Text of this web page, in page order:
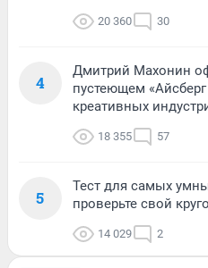
20 360 30
4
Дмитрий Махонин
пустеющем
креативных
18 355 57
5
Тест для самых
проверьте свой
14 029 2